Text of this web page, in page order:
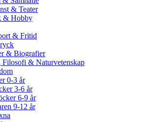
& Teater
& Hobby
& Fritid
& Biografier
Filosofi & Naturvetenskap
0-3 år
3-6 år
6-9 år
9-12 år